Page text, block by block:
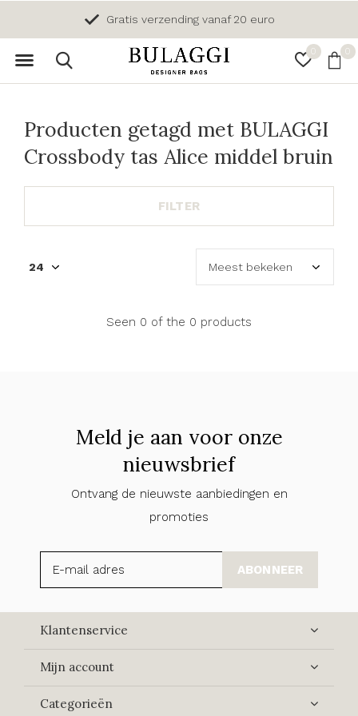
0 0
Gratis verzending vanaf 20 euro
Producten getagd met BULAGGI
Crossbody tas Alice middel bruin
FILTER
Seen 0 of the 0 products
Meld je aan voor onze
nieuwsbrief
Ontvang de nieuwste aanbiedingen en
promoties
ABONNEER
Klantenservice
Mijn account
Categorieën